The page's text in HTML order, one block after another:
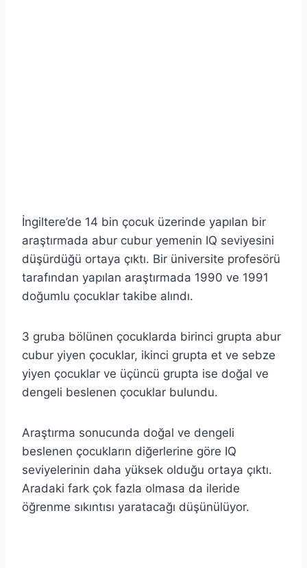
İngiltere’de 14 bin çocuk üzerinde yapılan bir
araştırmada abur cubur yemenin IQ seviyesini
düşürdüğü ortaya çıktı. Bir üniversite profesörü
tarafından yapılan araştırmada 1990 ve 1991
doğumlu çocuklar takibe alındı.
3 gruba bölünen çocuklarda birinci grupta abur
cubur yiyen çocuklar, ikinci grupta et ve sebze
yiyen çocuklar ve üçüncü grupta ise doğal ve
dengeli beslenen çocuklar bulundu.
Araştırma sonucunda doğal ve dengeli
beslenen çocukların diğerlerine göre IQ
seviyelerinin daha yüksek olduğu ortaya çıktı.
Aradaki fark çok fazla olmasa da ileride
öğrenme sıkıntısı yaratacağı düşünülüyor.